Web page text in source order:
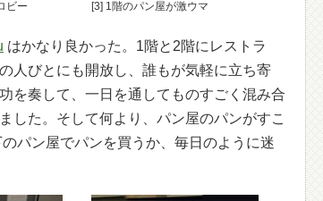
ビー [3] 1階のパン屋が激ウマ
はかなり良かった。1階と2階にレストラ
人びとにも開放し、誰もが気軽に立ち寄
を奏して、一日を通してものすごく混み合
た。そして何より、パン屋のパンがすこ
パン屋でパンを買うか、毎日のように迷